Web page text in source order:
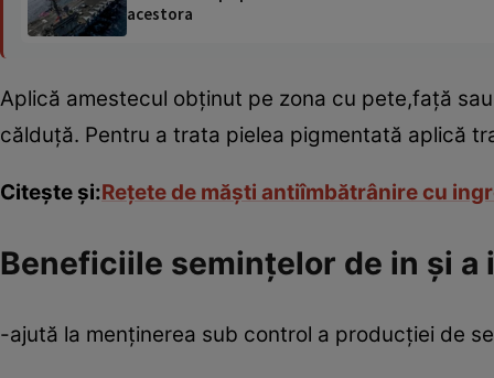
acestora
Aplică amestecul obţinut pe zona cu pete,faţă
călduţă. Pentru a trata pielea pigmentată aplică
Citeşte şi:Reţete de măşti antiîmbătrânire cu
Beneficiile seminţelor de in şi a
-ajută la menţinerea sub control a producţiei de